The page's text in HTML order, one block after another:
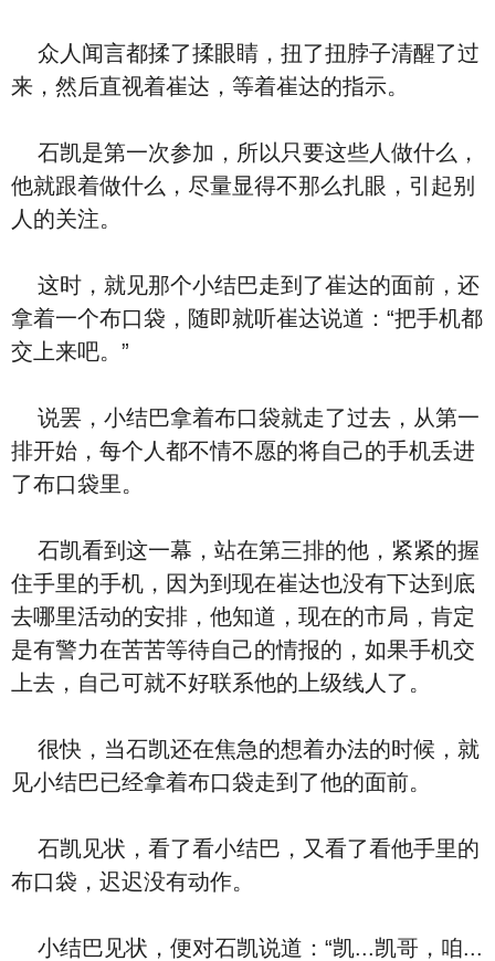
众人闻言都揉了揉眼睛，扭了扭脖子清醒了过
来，然后直视着崔达，等着崔达的指示。
石凯是第一次参加，所以只要这些人做什么，
他就跟着做什么，尽量显得不那么扎眼，引起别
人的关注。
这时，就见那个小结巴走到了崔达的面前，还
拿着一个布口袋，随即就听崔达说道：“把手机都
交上来吧。”
说罢，小结巴拿着布口袋就走了过去，从第一
排开始，每个人都不情不愿的将自己的手机丢进
了布口袋里。
石凯看到这一幕，站在第三排的他，紧紧的握
住手里的手机，因为到现在崔达也没有下达到底
去哪里活动的安排，他知道，现在的市局，肯定
是有警力在苦苦等待自己的情报的，如果手机交
上去，自己可就不好联系他的上级线人了。
很快，当石凯还在焦急的想着办法的时候，就
见小结巴已经拿着布口袋走到了他的面前。
石凯见状，看了看小结巴，又看了看他手里的
布口袋，迟迟没有动作。
小结巴见状，便对石凯说道：“凯...凯哥，咱...